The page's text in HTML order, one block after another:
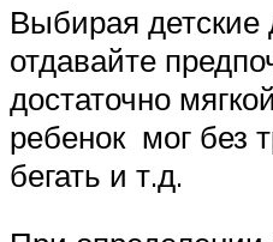
Выбирая
отдавайте
достаточно
ребенок мог без
бегать и т.д.